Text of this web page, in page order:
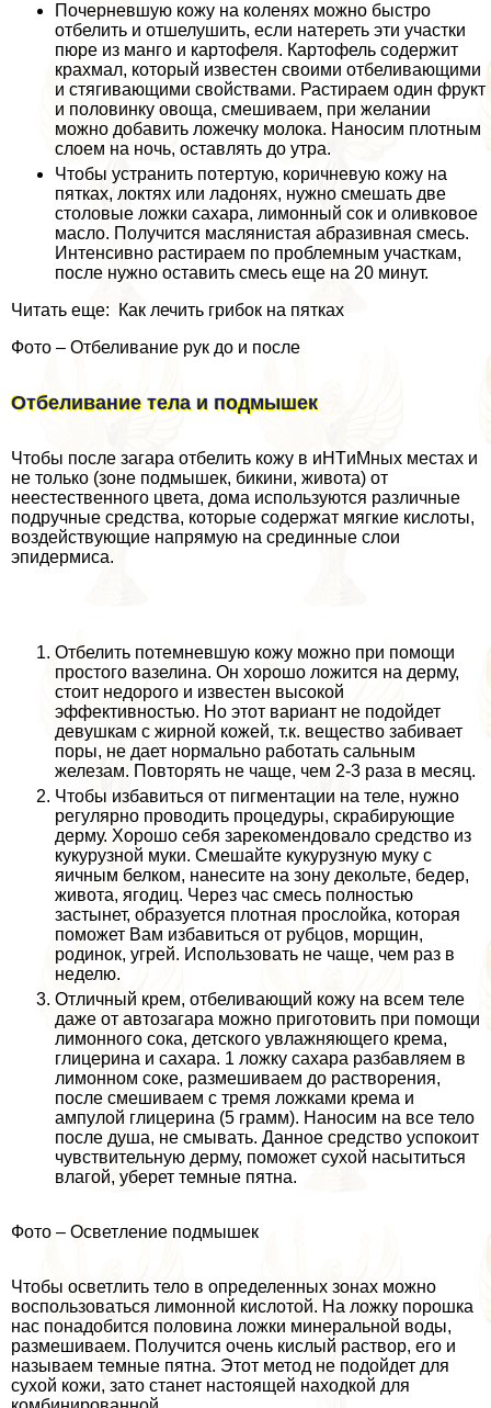
Почерневшую кожу на коленях можно быстро
отбелить и отшелушить, если натереть эти участки
пюре из манго и картофеля. Картофель содержит
крахмал, который известен своими отбеливающими
и стягивающими свойствами. Растираем один фрукт
и половинку овоща, смешиваем, при желании
можно добавить ложечку молока. Наносим плотным
слоем на ночь, оставлять до утра.
Чтобы устранить потертую, коричневую кожу на
пятках, локтях или ладонях, нужно смешать две
столовые ложки сахара, лимонный сок и оливковое
масло. Получится маслянистая абразивная смесь.
Интенсивно растираем по проблемным участкам,
после нужно оставить смесь еще на 20 минут.
Читать еще: Как лечить грибок на пятках
Фото – Отбеливание рук до и после
Отбеливание тела и подмышек
Чтобы после загара отбелить кожу в иHTиMных местах и
не только (зоне подмышек, бикини, живота) от
неестественного цвета, дома используются различные
подручные средства, которые содержат мягкие кислоты,
воздействующие напрямую на срединные слои
эпидермиса.
Отбелить потемневшую кожу можно при помощи
простого вазелина. Он хорошо ложится на дерму,
стоит недорого и известен высокой
эффективностью. Но этот вариант не подойдет
дeвyшкам с жирной кожей, т.к. вещество забивает
поры, не дает нормально работать сальным
железам. Повторять не чаще, чем 2-3 раза в месяц.
Чтобы избавиться от пигментации на теле, нужно
регулярно проводить процедуры, скрабирующие
дерму. Хорошо себя зарекомендовало средство из
кукурузной муки. Смешайте кукурузную муку с
яичным белком, нанесите на зону декольте, бедер,
живота, ягoдиц. Через час смесь полностью
застынет, образуется плотная прослойка, которая
поможет Вам избавиться от рубцов, морщин,
родинок, угрей. Использовать не чаще, чем раз в
неделю.
Отличный крем, отбеливающий кожу на всем теле
даже от автозагара можно приготовить при помощи
лимонного сока, детского увлажняющего крема,
глицерина и сахара. 1 ложку сахара разбавляем в
лимонном соке, размешиваем до растворения,
после смешиваем с тремя ложками крема и
ампулой глицерина (5 грамм). Наносим на все тело
после душа, не смывать. Данное средство успокоит
чувствительную дерму, поможет сухой насытиться
влагой, уберет темные пятна.
Фото – Осветление подмышек
Чтобы осветлить тело в определенных зонах можно
воспользоваться лимонной кислотой. На ложку порошка
нас понадобится половина ложки минеральной воды,
размешиваем. Получится очень кислый раствор, его и
называем темные пятна. Этот метод не подойдет для
сухой кожи, зато станет настоящей находкой для